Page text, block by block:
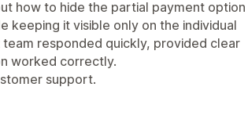
how to hide the partial payment
keeping it visible only on the individual
responded quickly, provided clear
worked correctly.
support.